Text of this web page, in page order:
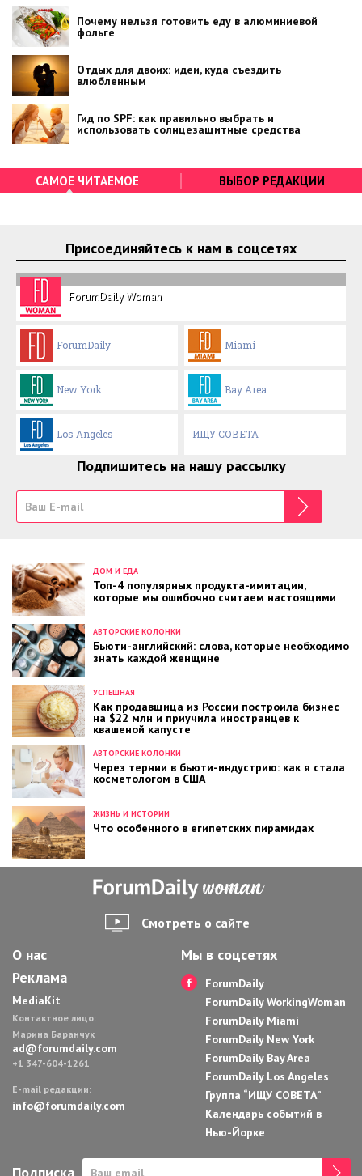
Почему нельзя готовить еду в алюминиевой
фольге
Отдых для двоих: идеи, куда съездить
влюбленным
Гид по SPF: как правильно выбрать и
использовать солнцезащитные средства
САМОЕ ЧИТАЕМОЕ ВЫБОР РЕДАКЦИИ
Присоединяйтесь к нам в соцсетях
ForumDaily Woman
ForumDaily Miami
New York Bay Area
Los Angeles ИЩУ СОВЕТА
Подпишитесь на нашу рассылку
ДОМ И ЕДА
Топ-4 популярных продукта-имитации,
которые мы ошибочно считаем настоящими
АВТОРСКИЕ КОЛОНКИ
Бьюти-английский: слова, которые необходимо
знать каждой женщине
АВТОРСКИЕ КОЛОНКИ
Через тернии в бьюти-индустрию: как я стала
косметологом в США
УСПЕШНАЯ
Как продавщица из России построила бизнес
на $22 млн и приучила иностранцев к
квашеной капусте
ЖИЗНЬ И ИСТОРИИ
Что особенного в египетских пирамидах
Смотреть о сайте
О нас
Реклама
MediaKit
Контактное лицо:
Марина Баранчук
ad@forumdaily.com
+1 347-604-1261
E-mail редакции:
info@forumdaily.com
Мы в соцсетях
ForumDaily
ForumDaily WorkingWoman
ForumDaily Miami
ForumDaily New York
ForumDaily Bay Area
ForumDaily Los Angeles
Группа “ИЩУ СОВЕТА”
Календарь событий в
Нью-Йорке